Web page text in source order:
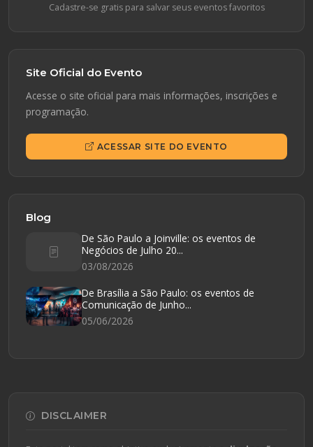
Cadastre-se gratis para salvar seus eventos favoritos
Site Oficial do Evento
Acesse o site oficial para mais informações, inscrições e
programação.
ACESSAR SITE DO EVENTO
Blog
De São Paulo a Joinville: os eventos de
Negócios de Julho 20...
03/08/2026
De Brasília a São Paulo: os eventos de
Comunicação de Junho...
05/06/2026
DISCLAIMER